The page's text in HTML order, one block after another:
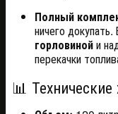
Полный
ничего
горловинойи
перекачки
📊 Технические